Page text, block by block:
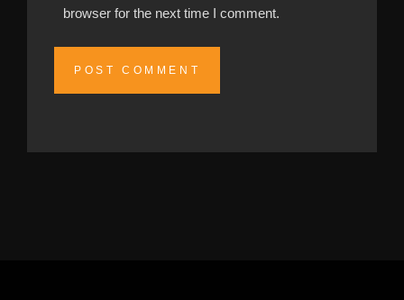
browser for the next time I comment.